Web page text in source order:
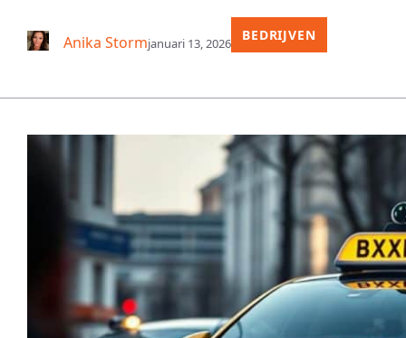
Anika Stormjanuari 13, 2026 BEDRIJVEN